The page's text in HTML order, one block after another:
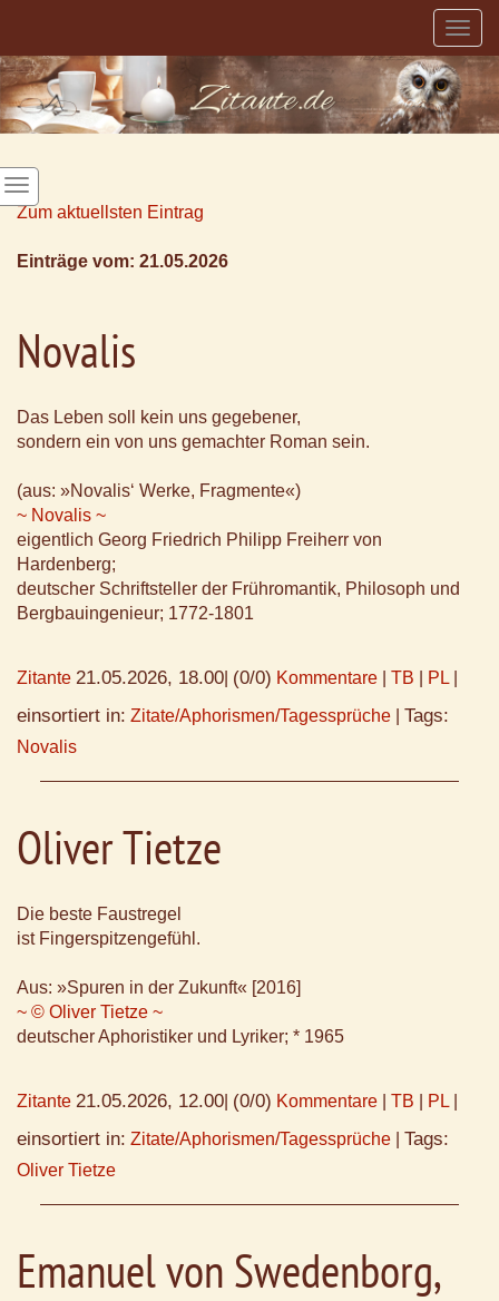
Zum aktuellsten Eintrag
Einträge vom: 21.05.2026
Novalis
Das Leben soll kein uns gegebener,
sondern ein von uns gemachter Roman sein.
(aus: »Novalis‘ Werke, Fragmente«)
~ Novalis ~
eigentlich Georg Friedrich Philipp Freiherr von
Hardenberg;
deutscher Schriftsteller der Frühromantik, Philosoph und
Bergbauingenieur; 1772-1801
Zitante 21.05.2026, 18.00 (0/0) Kommentare TB PL
einsortiert in: Zitate/Aphorismen/Tagessprüche Tags:
Novalis
Oliver Tietze
Die beste Faustregel
ist Fingerspitzengefühl.
Aus: »Spuren in der Zukunft« [2016]
~ © Oliver Tietze ~
deutscher Aphoristiker und Lyriker; * 1965
Zitante 21.05.2026, 12.00 (0/0) Kommentare TB PL
einsortiert in: Zitate/Aphorismen/Tagessprüche Tags:
Oliver Tietze
Emanuel von Swedenborg,